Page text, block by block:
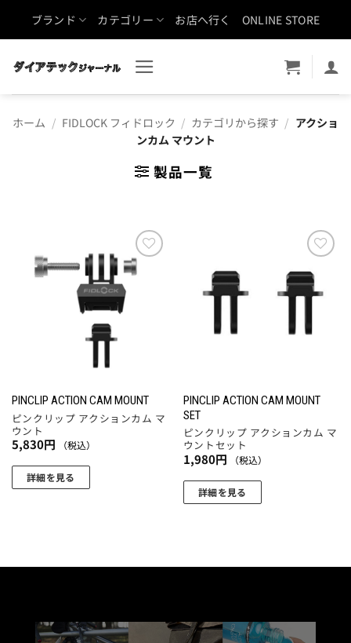
ブランド カテゴリー お店へ行く ONLINE STORE
ホーム / FIDLOCK フィドロック / カテゴリから探す / アクショ
ンカム マウント
製品一覧
PINCLIP ACTION CAM MOUNT
ピンクリップ アクションカム マ
ウント
5,830円 （税込）
詳細を見る
お気
に入
りに
PINCLIP ACTION CAM MOUNT
SET
ピンクリップ アクションカム マ
ウントセット
1,980円 （税込）
詳細を見る